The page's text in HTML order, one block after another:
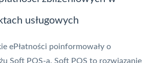
usługowych
ePłatności poinformowały o
Soft POS-a. Soft POS to rozwiązanie